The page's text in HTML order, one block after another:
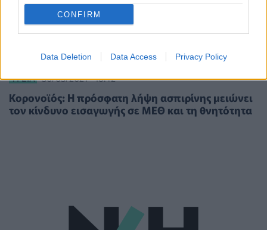
CONFIRM
Data Deletion Data Access Privacy Policy
ΥΓΕΊΑ 30/03/2021 - 18:42
Κορονοϊός: Η πρόσφατη λήψη ασπιρίνης μειώνει
τον κίνδυνο εισαγωγής σε ΜΕΘ και τη θνητότητα